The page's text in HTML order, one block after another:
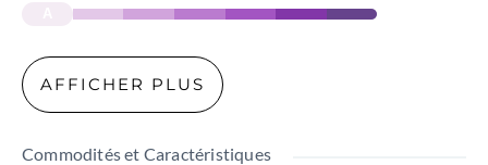
AFFICHER PLUS
Commodités et Caractéristiques